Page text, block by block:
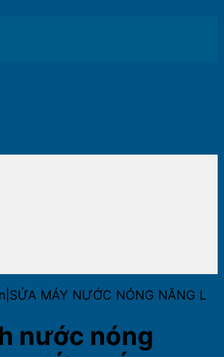
MÁY NƯỚC NÓNG NĂNG L
nước nóng